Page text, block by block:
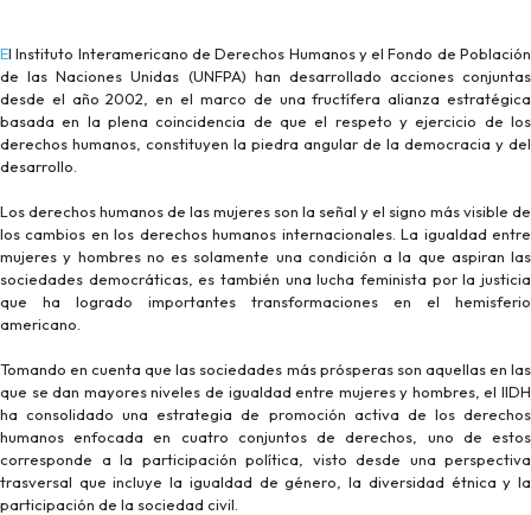
El Instituto Interamericano de Derechos Humanos y el Fondo de Población
de las Naciones Unidas (UNFPA) han desarrollado acciones conjuntas
desde el año 2002, en el marco de una fructífera alianza estratégica
basada en la plena coincidencia de que el respeto y ejercicio de los
derechos humanos, constituyen la piedra angular de la democracia y del
desarrollo.
Los derechos humanos de las mujeres son la señal y el signo más visible de
los cambios en los derechos humanos internacionales. La igualdad entre
mujeres y hombres no es solamente una condición a la que aspiran las
sociedades democráticas, es también una lucha feminista por la justicia
que ha logrado importantes transformaciones en el hemisferio
americano.
Tomando en cuenta que las sociedades más prósperas son aquellas en las
que se dan mayores niveles de igualdad entre mujeres y hombres, el IIDH
ha consolidado una estrategia de promoción activa de los derechos
humanos enfocada en cuatro conjuntos de derechos, uno de estos
corresponde a la participación política, visto desde una perspectiva
trasversal que incluye la igualdad de género, la diversidad étnica y la
participación de la sociedad civil.